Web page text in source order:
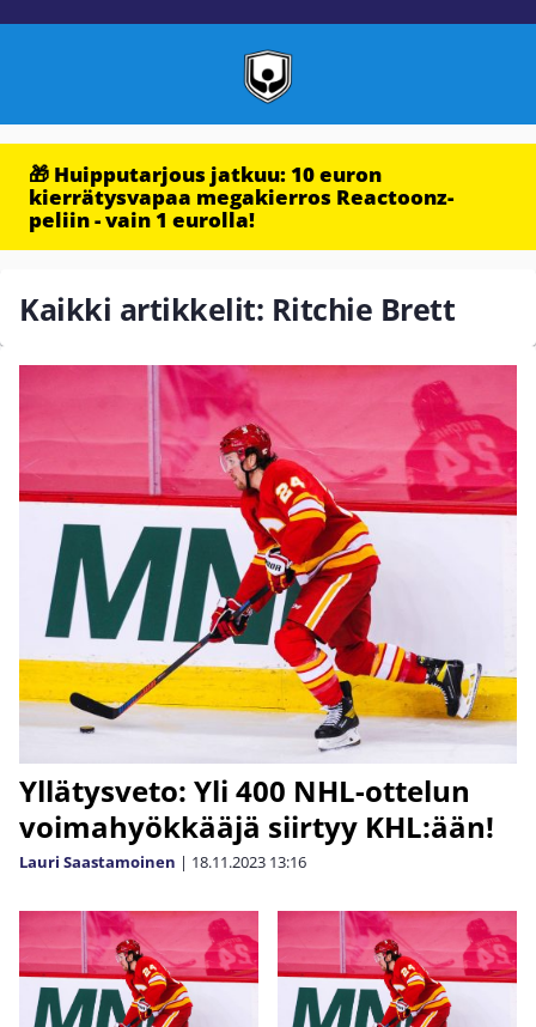
🎁 Huipputarjous jatkuu: 10 euron
kierrätysvapaa megakierros Reactoonz-
peliin - vain 1 eurolla!
Kaikki artikkelit: Ritchie Brett
Yllätysveto: Yli 400 NHL-ottelun
voimahyökkääjä siirtyy KHL:ään!
Lauri Saastamoinen | 18.11.2023 13:16